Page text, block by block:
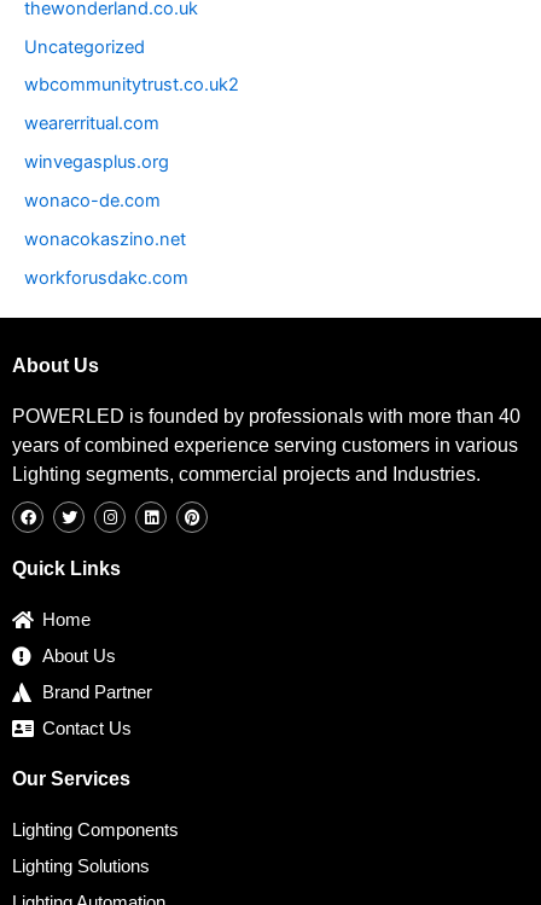
thewonderland.co.uk
Uncategorized
wbcommunitytrust.co.uk2
wearerritual.com
winvegasplus.org
wonaco-de.com
wonacokaszino.net
workforusdakc.com
About Us
POWERLED is founded by professionals with more than 40
years of combined experience serving customers in various
Lighting segments, commercial projects and Industries.
a
c
o
w
i
t
e
n
s
g
i
n
i
n
Quick Links
Home
About Us
Brand Partner
Contact Us
Our Services
Lighting Components
Lighting Solutions